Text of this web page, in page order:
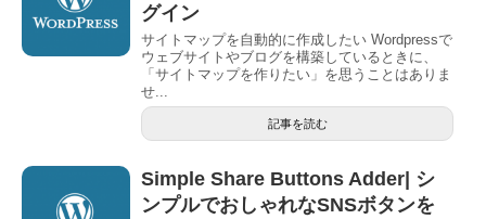
グイン
サイトマップを自動的に作成したい Wordpressで
ウェブサイトやブログを構築しているときに、
「サイトマップを作りたい」を思うことはありま
せ...
記事を読む
Simple Share Buttons Adder| シ
ンプルでおしゃれなSNSボタンを